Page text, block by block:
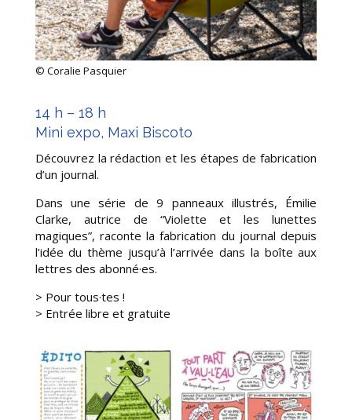
© Coralie Pasquier
14 h – 18 h
Mini expo, Maxi Biscoto
Découvrez la rédaction et les étapes de fabrication
d’un journal.
Dans une série de 9 panneaux illustrés, Émilie
Clarke, autrice de “Violette et les lunettes
magiques”, raconte la fabrication du journal depuis
l’idée du thème jusqu’à l’arrivée dans la boîte aux
lettres des abonné·es.
> Pour tous·tes !
> Entrée libre et gratuite